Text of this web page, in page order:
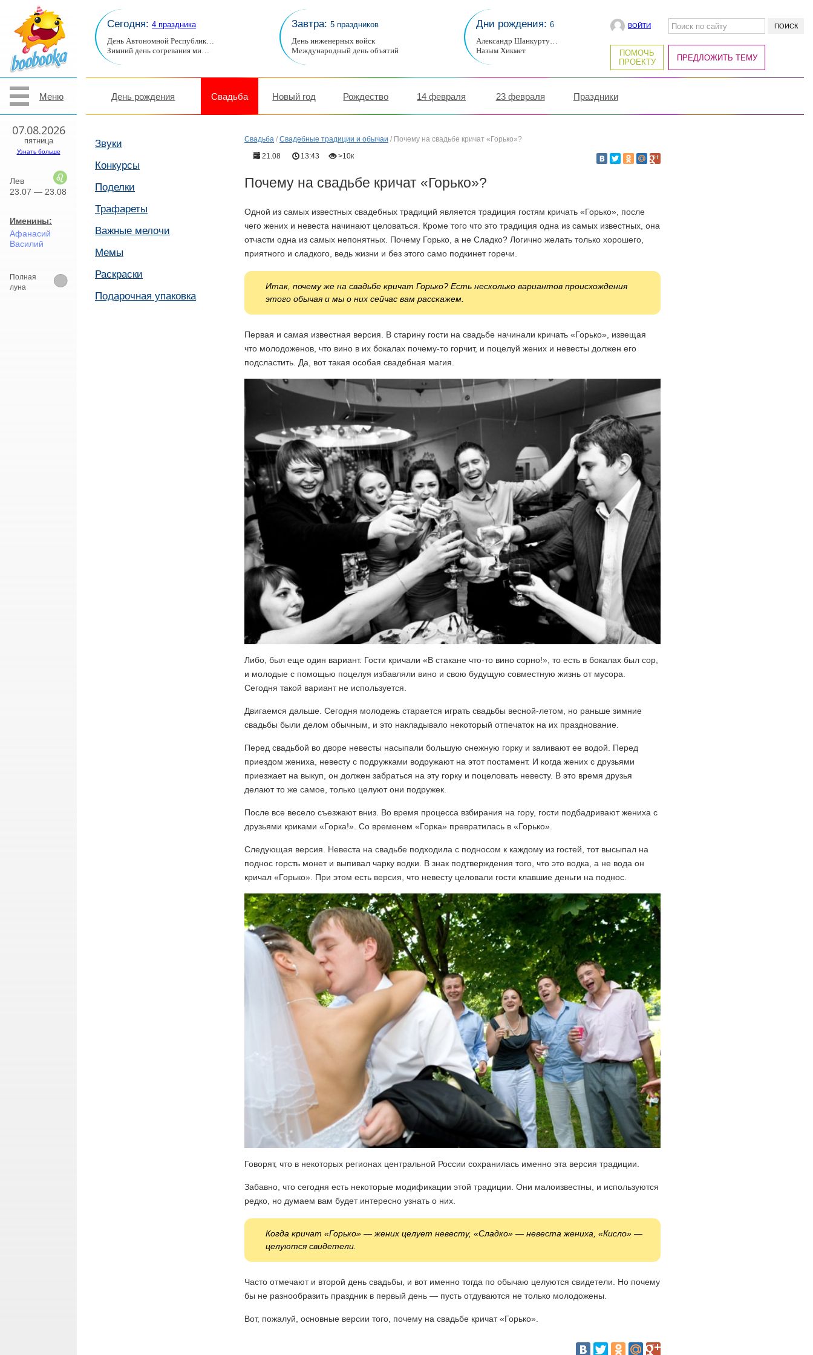
Меню
07.08.2026
пятница
Узнать больше
Лев
23.07 — 23.08
Именины:
Афанасий
Василий
Полная
луна
Сегодня: 4 праздника
День Автономной Республик…
Зимний день согревания ми…
Завтра: 5 праздников
День инженерных войск
Международный день объятий
Дни рождения: 6
Александр Шанкурту…
Назым Хикмет
ВОЙТИ
ПОМОЧЬ
ПРОЕКТУ
ПРЕДЛОЖИТЬ ТЕМУ
День рождения Свадьба Новый год Рождество 14 февраля 23 февраля Праздники
Звуки
Конкурсы
Поделки
Трафареты
Важные мелочи
Мемы
Раскраски
Подарочная упаковка
Свадьба / Свадебные традиции и обычаи / Почему на свадьбе кричат «Горько»?
21.08
13:43 >10к
Почему на свадьбе кричат «Горько»?
Одной из самых известных свадебных традиций является традиция гостям кричать «Горько», после
чего жених и невеста начинают целоваться. Кроме того что это традиция одна из самых известных, она
отчасти одна из самых непонятных. Почему Горько, а не Сладко? Логично желать только хорошего,
приятного и сладкого, ведь жизни и без этого само подкинет горечи.
Итак, почему же на свадьбе кричат Горько? Есть несколько вариантов происхождения
этого обычая и мы о них сейчас вам расскажем.
Первая и самая известная версия. В старину гости на свадьбе начинали кричать «Горько», извещая
что молодоженов, что вино в их бокалах почему-то горчит, и поцелуй жених и невесты должен его
подсластить. Да, вот такая особая свадебная магия.
Либо, был еще один вариант. Гости кричали «В стакане что-то вино сорно!», то есть в бокалах был сор,
и молодые с помощью поцелуя избавляли вино и свою будущую совместную жизнь от мусора.
Сегодня такой вариант не используется.
Двигаемся дальше. Сегодня молодежь старается играть свадьбы весной-летом, но раньше зимние
свадьбы были делом обычным, и это накладывало некоторый отпечаток на их празднование.
Перед свадьбой во дворе невесты насыпали большую снежную горку и заливают ее водой. Перед
приездом жениха, невесту с подружками водружают на этот постамент. И когда жених с друзьями
приезжает на выкуп, он должен забраться на эту горку и поцеловать невесту. В это время друзья
делают то же самое, только целуют они подружек.
После все весело съезжают вниз. Во время процесса взбирания на гору, гости подбадривают жениха с
друзьями криками «Горка!». Со временем «Горка» превратилась в «Горько».
Следующая версия. Невеста на свадьбе подходила с подносом к каждому из гостей, тот высыпал на
поднос горсть монет и выпивал чарку водки. В знак подтверждения того, что это водка, а не вода он
кричал «Горько». При этом есть версия, что невесту целовали гости клавшие деньги на поднос.
Говорят, что в некоторых регионах центральной России сохранилась именно эта версия традиции.
Забавно, что сегодня есть некоторые модификации этой традиции. Они малоизвестны, и используются
редко, но думаем вам будет интересно узнать о них.
Когда кричат «Горько» — жених целует невесту, «Сладко» — невеста жениха, «Кисло» —
целуются свидетели.
Часто отмечают и второй день свадьбы, и вот именно тогда по обычаю целуются свидетели. Но почему
бы не разнообразить праздник в первый день — пусть отдуваются не только молодожены.
Вот, пожалуй, основные версии того, почему на свадьбе кричат «Горько».